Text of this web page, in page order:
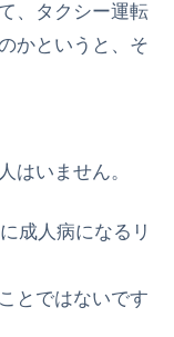
、タクシー運転
かというと、そ
はいません。
成人病になるリ
とではないです